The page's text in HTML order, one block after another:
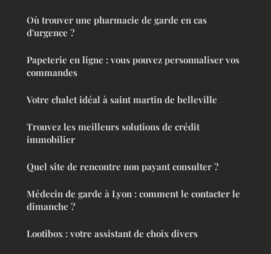
Où trouver une pharmacie de garde en cas
d'urgence ?
Papeterie en ligne : vous pouvez personnaliser vos
commandes
Votre chalet idéal à saint martin de belleville
Trouvez les meilleurs solutions de crédit
immobilier
Quel site de rencontre non payant consulter ?
Médecin de garde à Lyon : comment le contacter le
dimanche ?
Lootibox : votre assistant de choix divers